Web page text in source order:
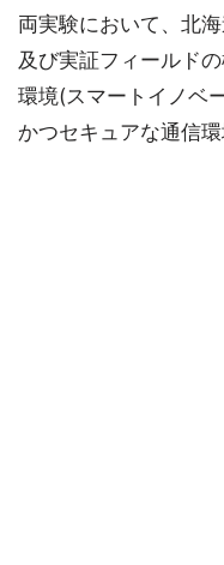
両実験において、北
及び実証フィールド
環境(スマートイノベ
かつセキュアな通信